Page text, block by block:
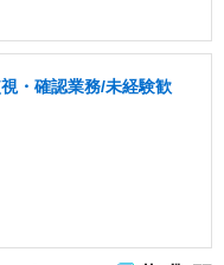
・確認業務/未経験歓